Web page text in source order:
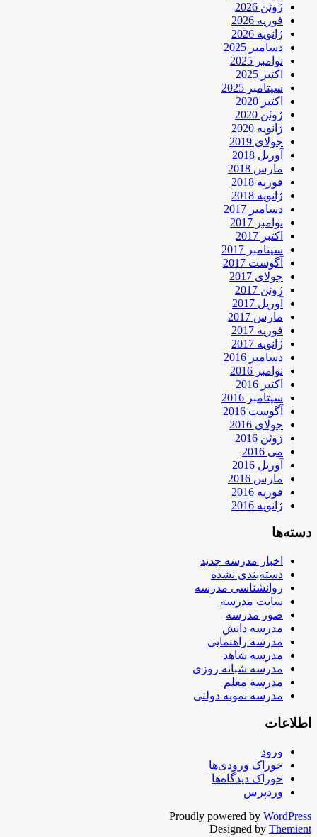
ژوئن 2026
فوریه 2026
ژانویه 2026
دسامبر 2025
نوامبر 2025
اکتبر 2025
سپتامبر 2025
اکتبر 2020
ژوئن 2020
ژانویه 2020
جولای 2019
آوریل 2018
مارس 2018
فوریه 2018
ژانویه 2018
دسامبر 2017
نوامبر 2017
اکتبر 2017
سپتامبر 2017
آگوست 2017
جولای 2017
ژوئن 2017
آوریل 2017
مارس 2017
فوریه 2017
ژانویه 2017
دسامبر 2016
نوامبر 2016
اکتبر 2016
سپتامبر 2016
آگوست 2016
جولای 2016
ژوئن 2016
می 2016
آوریل 2016
مارس 2016
فوریه 2016
ژانویه 2016
دسته‌ها
اخبار مدرسه جدید
دسته‌بندی نشده
روانشناسی مدرسه
سایت مدرسه
صور مدرسه
مدرسه دانش
مدرسه راهنمایی
مدرسه شاهد
مدرسه شبانه روزی
مدرسه معلم
مدرسه نمونه دولتی
اطلاعات
ورود
خوراک ورودی‌ها
خوراک دیدگاه‌ها
وردپرس
Proudly powered by WordPress
Designed by Themient